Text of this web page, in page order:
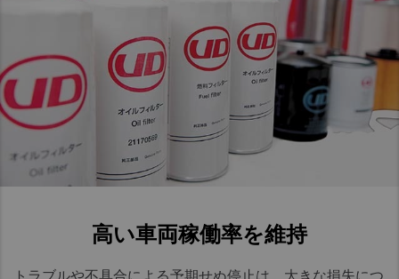
高い車両稼働率を維持​